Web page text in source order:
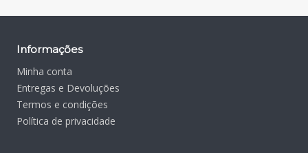
Informações
Minha conta
Entregas e Devoluções
Termos e condições
Política de privacidade